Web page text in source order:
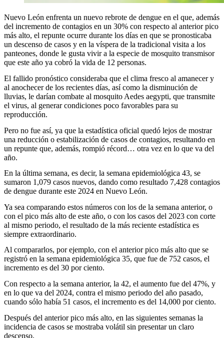
Nuevo León enfrenta un nuevo rebrote de dengue en el que, además
del incremento de contagios en un 30% con respecto al anterior pico
más alto, el repunte ocurre durante los días en que se pronosticaba
un descenso de casos y en la víspera de la tradicional visita a los
panteones, donde le gusta vivir a la especie de mosquito transmisor
que este año ya cobró la vida de 12 personas.
El fallido pronóstico consideraba que el clima fresco al amanecer y
al anochecer de los recientes días, así como la disminución de
lluvias, le darían combate al mosquito Aedes aegypti, que transmite
el virus, al generar condiciones poco favorables para su
reproducción.
Pero no fue así, ya que la estadística oficial quedó lejos de mostrar
una reducción o estabilización de casos de contagios, resultando en
un repunte que, además, rompió récord… otra vez en lo que va del
año.
En la última semana, es decir, la semana epidemiológica 43, se
sumaron 1,079 casos nuevos, dando como resultado 7,428 contagios
de dengue durante este 2024 en Nuevo León.
Ya sea comparando estos números con los de la semana anterior, o
con el pico más alto de este año, o con los casos del 2023 con corte
al mismo periodo, el resultado de la más reciente estadística es
siempre extraordinario.
Al compararlos, por ejemplo, con el anterior pico más alto que se
registró en la semana epidemiológica 35, que fue de 752 casos, el
incremento es del 30 por ciento.
Con respecto a la semana anterior, la 42, el aumento fue del 47%, y
en lo que va del 2024, contra el mismo periodo del año pasado,
cuando sólo había 51 casos, el incremento es del 14,000 por ciento.
Después del anterior pico más alto, en las siguientes semanas la
incidencia de casos se mostraba volátil sin presentar un claro
descenso.